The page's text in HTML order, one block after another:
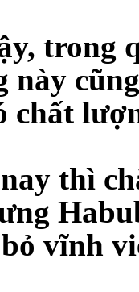
trong
này
chất
thì
vĩnh